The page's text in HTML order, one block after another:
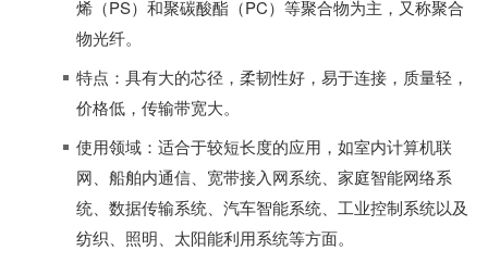
烯（PS）和聚碳酸酯（PC）等聚合物为主，又称聚合
物光纤。
特点：具有大的芯径，柔韧性好，易于连接，质量轻，
价格低，传输带宽大。
使用领域：适合于较短长度的应用，如室内计算机联
网、船舶内通信、宽带接入网系统、家庭智能网络系
统、数据传输系统、汽车智能系统、工业控制系统以及
纺织、照明、太阳能利用系统等方面。